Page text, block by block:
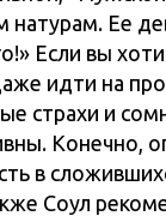
натурам. Ее
Если вы
идти на
страхи и
Конечно,
в
Соул